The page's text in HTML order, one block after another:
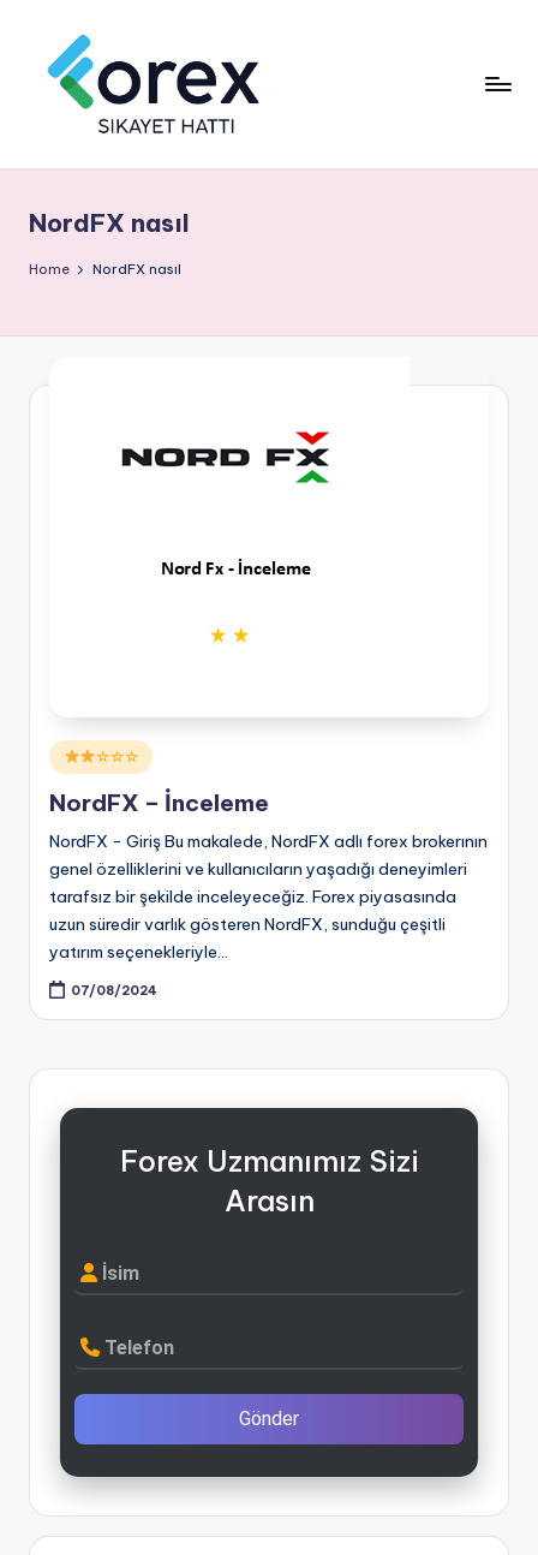
NordFX nasıl
Home NordFX nasıl
Posted
in
☆☆☆
NordFX – İnceleme
NordFX - Giriş Bu makalede, NordFX adlı forex brokerının
genel özelliklerini ve kullanıcıların yaşadığı deneyimleri
tarafsız bir şekilde inceleyeceğiz. Forex piyasasında
uzun süredir varlık gösteren NordFX, sunduğu çeşitli
yatırım seçenekleriyle…
07/08/2024
Forex Uzmanımız Sizi
Arasın
İsim
Telefon
Gönder